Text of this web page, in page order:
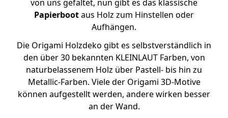
von uns gefaltet, nun gibt es das klassische
Papierbootaus Holz zum Hinstellen oder
Aufhängen.
Die Origami Holzdeko gibt es selbstverständlich in
den über 30 bekannten KLEINLAUT Farben, von
naturbelassenem Holz über Pastell- bis hin zu
Metallic-Farben. Viele der Origami 3D-Motive
können aufgestellt werden, andere wirken besser
an der Wand.